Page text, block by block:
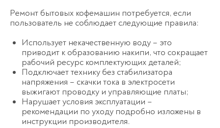
Ремонт бытовых кофемашин потребуется, если
пользователь не соблюдает следующие правила:
Использует некачественную воду – это
приводит к образованию накипи, что сокращает
рабочий ресурс комплектующих деталей;
Подключает технику без стабилизатора
напряжения – скачки тока в электросети
выжигают проводку и управляющие платы;
Нарушает условия эксплуатации –
рекомендации по уходу подробно изложены в
инструкции производителя.